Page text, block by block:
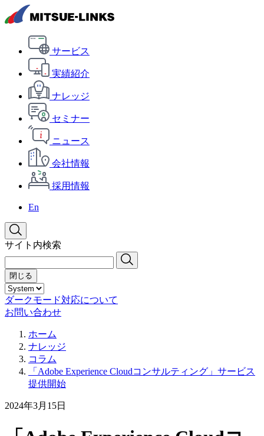
サービス
実績紹介
ナレッジ
セミナー
ニュース
会社情報
採用情報
En
サイト内検索
閉じる
ダークモード対応について
お問い合わせ
ホーム
ナレッジ
コラム
「Adobe Experience Cloudコンサルティング」サービス
提供開始
2024年3月15日